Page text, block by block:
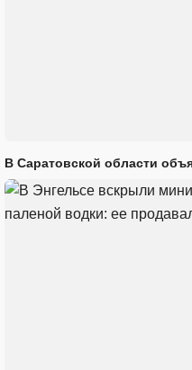
В Саратовской области